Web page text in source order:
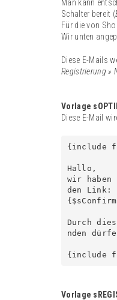
Man kann
Schalter bereit (
Für die von
Wir unten
Diese E-Mails
Registrierung »
Vorlage
Diese E-Mail
{include
Hallo,
wir haben
den Link:
Durch
nden
{include
Vorlage